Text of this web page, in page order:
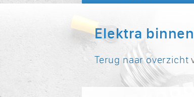
Elektra
Terug naar overzicht